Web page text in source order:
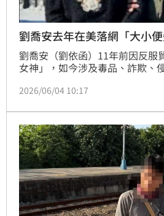
劉喬安去年在美落網「大小
劉喬安（劉依函）11年前因反服
女神」，如今涉及毒品、詐欺、
某飯店落網，被逮時還大小便失
護，預計今日傍晚入境桃園機場
2026/06/04 10:17